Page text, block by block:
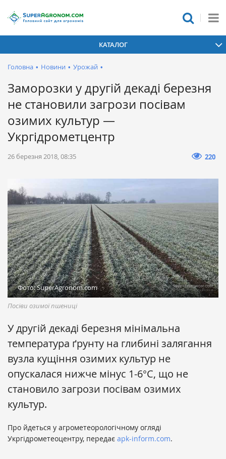
КАТАЛОГ
Головна • Новини • Урожай •
Заморозки у другій декаді березня
не становили загрози посівам
озимих культур —
Укргідрометцентр
26 березня 2018, 08:35 220
Фото: SuperAgronom.com
Посіви озимої пшениці
У другій декаді березня мінімальна
температура ґрунту на глибині залягання
вузла кущіння озимих культур не
опускалася нижче мінус 1-6°С, що не
становило загрози посівам озимих
культур.
Про йдеться у агрометеорологічному огляді
Укргідрометеоцентру, передає apk-inform.com.